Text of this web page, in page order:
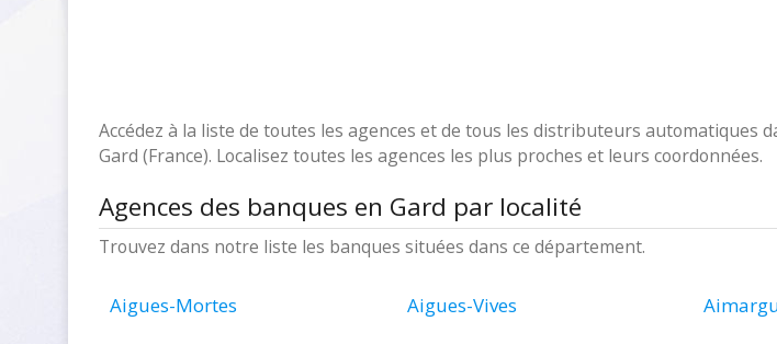
Accédez à la liste de toutes les agences et de tous les distributeurs automatiques
Gard (France). Localisez toutes les agences les plus proches et leurs coordonnées.
Agences des banques en Gard par localité
Trouvez dans notre liste les banques situées dans ce département.
Aigues-Mortes Aigues-Vives